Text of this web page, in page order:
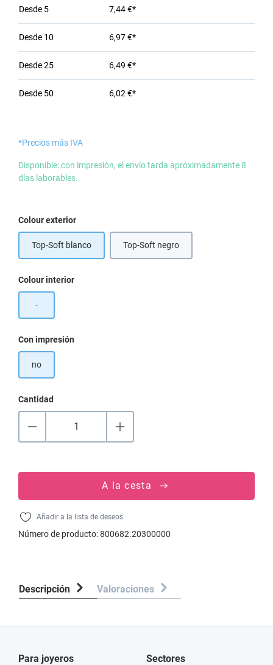
Desde 5 7,44 €*
Desde 10 6,97 €*
Desde25 6,49 €*
Desde 50 6,02 €*
*Precios más IVA
Disponible: con impresión, el envío tarda aproximadamente 8
días laborables.
Seleccione
Colour exterior
Top-Soft blanco Top-Soft negro
Seleccione
Colour interior
-
Seleccione
Con impresión
no
Cantidad
A la cesta
Añadir a la lista de deseos
Número de producto:800682.20300000
Descripción Valoraciones
Para joyeros Sectores